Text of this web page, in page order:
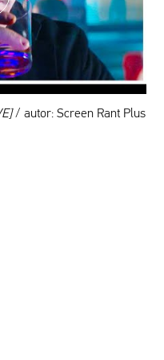
/ autor: Screen Rant Plus
DODAJ TEN FILM DO PLAYLISTY